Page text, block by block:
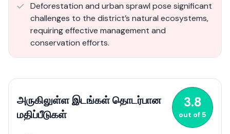
Deforestation and urban sprawl pose significant
challenges to the district’s natural ecosystems,
requiring effective management and
conservation efforts​.
அருகிலுள்ள இடங்கள் தொடர்பான
மதிப்பீடுகள்
3.8
out of5